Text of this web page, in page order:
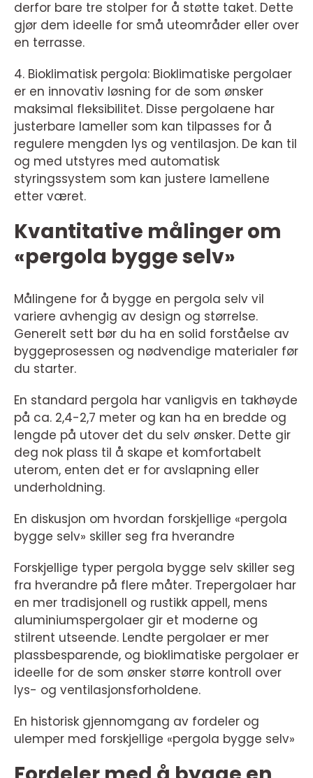
derfor bare tre stolper for å støtte taket. Dette
gjør dem ideelle for små uteområder eller over
en terrasse.
4. Bioklimatisk pergola: Bioklimatiske pergolaer
er en innovativ løsning for de som ønsker
maksimal fleksibilitet. Disse pergolaene har
justerbare lameller som kan tilpasses for å
regulere mengden lys og ventilasjon. De kan til
og med utstyres med automatisk
styringssystem som kan justere lamellene
etter været.
Kvantitative målinger om
«pergola bygge selv»
Målingene for å bygge en pergola selv vil
variere avhengig av design og størrelse.
Generelt sett bør du ha en solid forståelse av
byggeprosessen og nødvendige materialer før
du starter.
En standard pergola har vanligvis en takhøyde
på ca. 2,4-2,7 meter og kan ha en bredde og
lengde på utover det du selv ønsker. Dette gir
deg nok plass til å skape et komfortabelt
uterom, enten det er for avslapning eller
underholdning.
En diskusjon om hvordan forskjellige «pergola
bygge selv» skiller seg fra hverandre
Forskjellige typer pergola bygge selv skiller seg
fra hverandre på flere måter. Trepergolaer har
en mer tradisjonell og rustikk appell, mens
aluminiumspergolaer gir et moderne og
stilrent utseende. Lendte pergolaer er mer
plassbesparende, og bioklimatiske pergolaer er
ideelle for de som ønsker større kontroll over
lys- og ventilasjonsforholdene.
En historisk gjennomgang av fordeler og
ulemper med forskjellige «pergola bygge selv»